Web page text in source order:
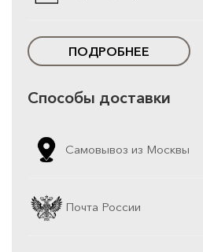
ПОДРОБНЕЕ
Способы доставки
Самовывоз из Москвы
Почта России